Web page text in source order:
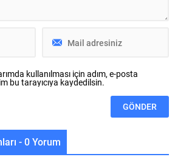
kullanılması için adım, e-posta
bu tarayıcıya kaydedilsin.
- 0 Yorum